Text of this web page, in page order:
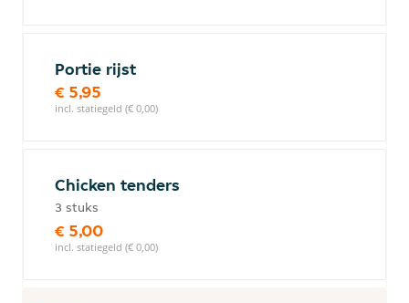
Portie rijst
€ 5,95
incl. statiegeld (€ 0,00)
Chicken tenders
3 stuks
€ 5,00
incl. statiegeld (€ 0,00)